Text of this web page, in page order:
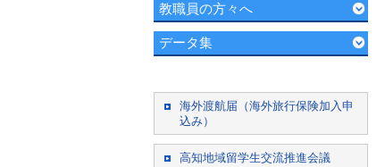
教職員の方々へ
データ集
海外渡航届（海外旅行保険加入申
込み）
高知地域留学生交流推進会議